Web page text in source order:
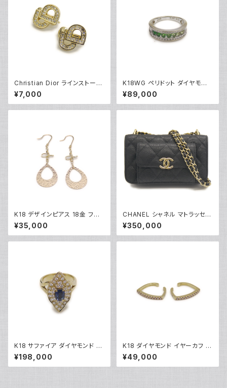
Christian Dior ラインストーン
CDロゴ クリップイヤリング ※
石抜けあり Y05247
¥7,000
K18WG ペリドット ダイヤモンド
デザインリング 18金 ホワイトゴ
ールド 指輪 12号 Y05244
¥89,000
K18 デザインピアス 18金 フッ
クピアス Y05251
¥35,000
CHANEL シャネル マトラッセ
チェーンクラッチショルダーバッ
グ キャビアスキン ココマーク ブ
ラック AP2831 Y05223
¥350,000
K18 サファイア ダイヤモンド デ
ザインリング 18金 指輪 12号 Y
05246
¥198,000
K18 ダイヤモンド イヤーカフ 1
8金 Y05253
¥49,000